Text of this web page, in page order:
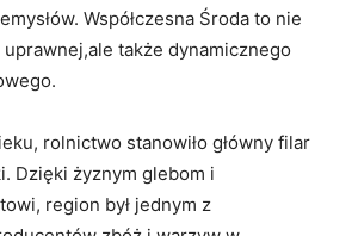
Współczesna Środa to nie
także dynamicznego
rolnictwo stanowiło główny filar
Dzięki żyznym glebom i
region był jednym z